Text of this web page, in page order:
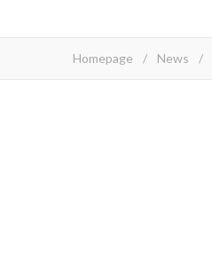
Homepage / News /